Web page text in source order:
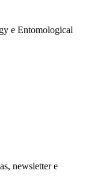
e Entomological
newsletter e